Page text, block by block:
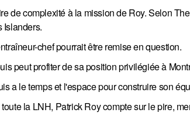
de complexité à la mission de Roy. Selon The
Islanders.
chef pourrait être remise en question.
peut profiter de sa position privilégiée à
a le temps et l'espace pour construire son
la LNH, Patrick Roy compte sur le pire,